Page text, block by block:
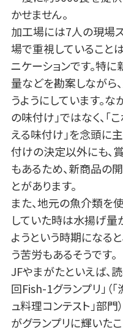
かせません。
加工場には7人の現場
場で重視していること
ニケーションです。特
量などを勘案しながら
うようにしています。
の味付け」ではなく、
える味付け」を念頭に
付けの決定以外にも、
もあるため、新商品の
とがあります。
また、地元の魚介類を
していた時は水揚げ量
ようという時期になる
う苦労もあるそうです。
JFやまがたといえば、
回Fish-1グランプリ」（
ュ料理コンテスト」部門
がグランプリに輝いた